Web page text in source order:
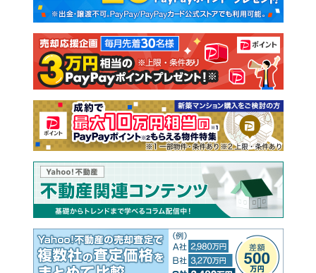
新築一戸建て 中古一戸建て
注文住宅 土地
売却査定